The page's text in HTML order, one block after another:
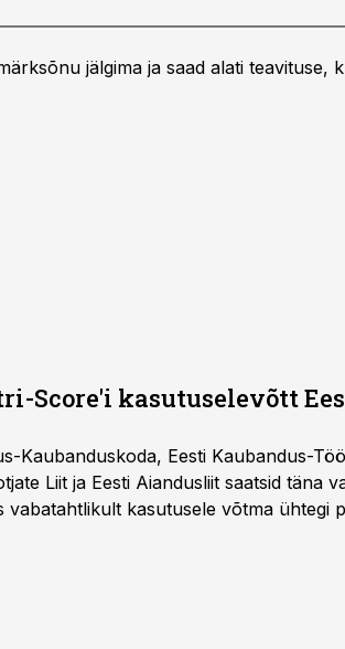
jälgima ja saad alati teavituse,
Score'i kasutuselevõtt
Kaubanduskoda, Eesti Kaubandus-
Liit ja Eesti Aiandusliit saatsid täna
kasutusele võtma ühtegi